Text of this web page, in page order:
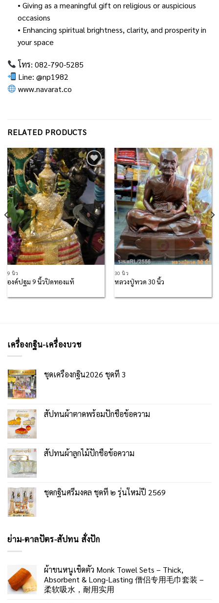
• Giving as a meaningful gift on religious or auspicious
occasions
• Enhancing spiritual brightness, clarity, and prosperity in
your space
โทร: 082-790-5285
Line: @np1982
www.navarat.co
RELATED PRODUCTS
Add to
Wishlist
9 นิ้ว
องค์ปฐม 9 นิ้วปิดทองแท้
Add to
Wishlist
30 นิ้ว
หลวงปู่ทวด 30 นิ้ว
เครื่องกฐิน-เครื่องบวช
ชุดเครื่องกฐิน2026 ชุดที่ 3
สัปทนผ้าตาดพร้อมปักชื่อข้อความ
สัปทนผ้าลูกไม้ปักชื่อข้อความ
ชุดกฐินศรีมงคล ชุดที่ ๒ รุ่นใหม่ปี 2569
ย่าม-ตาลปัตร-สัปทน สั่งปัก
ผ้าขนหนูเช็ดตัว Monk Towel Sets – Thick,
Absorbent & Long-Lasting 僧侣专用毛巾套装 –
柔软吸水，耐用实用